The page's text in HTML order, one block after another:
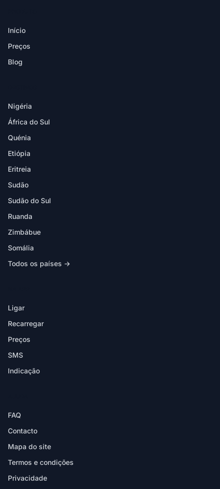
Início
Preços
Blog
Nigéria
África do Sul
Quénia
Etiópia
Eritreia
Sudão
Sudão do Sul
Ruanda
Zimbábue
Somália
Todos os países →
Ligar
Recarregar
Preços
SMS
Indicação
FAQ
Contacto
Mapa do site
Termos e condições
Privacidade